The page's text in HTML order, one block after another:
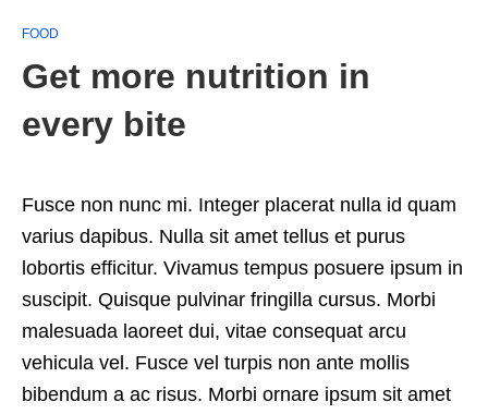
FOOD
Get more nutrition in
every bite
Fusce non nunc mi. Integer placerat nulla id quam
varius dapibus. Nulla sit amet tellus et purus
lobortis efficitur. Vivamus tempus posuere ipsum in
suscipit. Quisque pulvinar fringilla cursus. Morbi
malesuada laoreet dui, vitae consequat arcu
vehicula vel. Fusce vel turpis non ante mollis
bibendum a ac risus. Morbi ornare ipsum sit amet